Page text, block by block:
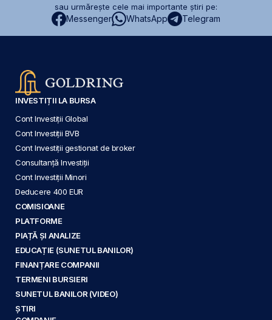
sau urmărește cele mai importante știri pe:
Messenger WhatsApp Telegram
INVESTIȚII LA BURSA
Cont Investiții Global
Cont Investiții BVB
Cont Investiții gestionat de broker
Consultanță Investiții
Cont Investiții Minori
Deducere 400 EUR
COMISIOANE
PLATFORME
PIAȚĂ ȘI ANALIZE
EDUCAȚIE (SUNETUL BANILOR)
FINANȚARE COMPANII
TERMENI BURSIERI
SUNETUL BANILOR (VIDEO)
ȘTIRI